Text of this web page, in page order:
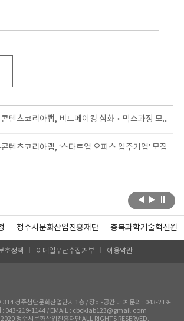
충북콘텐츠코리아랩, 비트메이킹 심화‧믹스과정 모집
텐츠코리아랩, ‘스타트업 오피스 입주기업’ 모집
청주시문화산업진흥재단 충북과학기술혁신원
호정책 이메일무단수집거부 이용약관
314 청주첨단문화산업단지 1층 / 장비-공간 대여 문의 : 043-219-
: 043-219-1144 / EMAIL : cbcklab123@gmail.com
청주시문화산업진흥재단 ALL RIGHTS RESERVED.